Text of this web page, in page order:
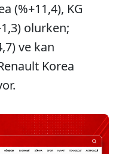
(%+11,4), KG
olurken;
ve kan
Korea